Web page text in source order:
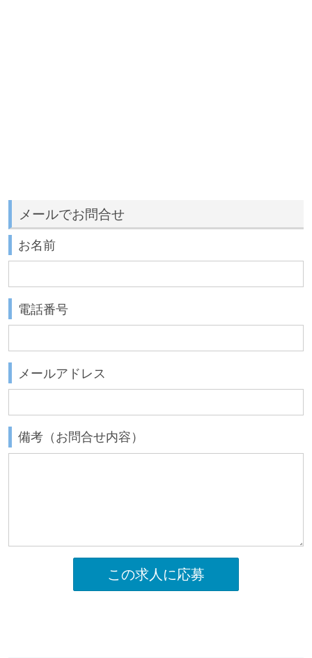
メールでお問合せ
お名前
電話番号
メールアドレス
備考（お問合せ内容）
この求人に応募